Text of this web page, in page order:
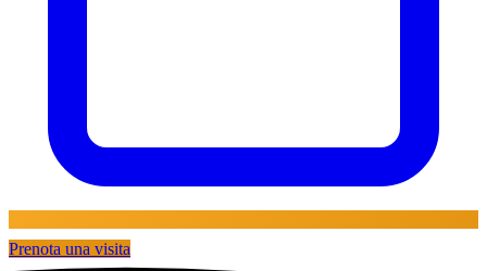
Prenota una visita